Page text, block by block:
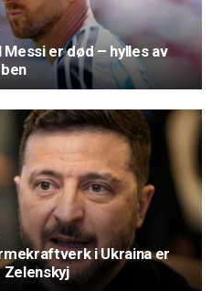
Messi er død – hylles av
i Ukraina er